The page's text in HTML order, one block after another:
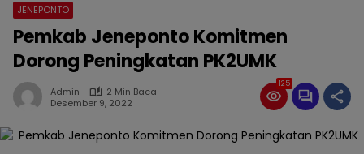
JENEPONTO
Pemkab Jeneponto Komitmen
Dorong Peningkatan PK2UMK
Admin
2 Min Baca
Desember 9, 2022
125